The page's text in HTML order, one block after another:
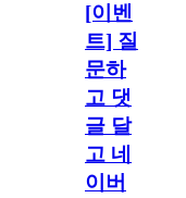
[이벤
트] 질
문하
고 댓
글 달
고 네
이버